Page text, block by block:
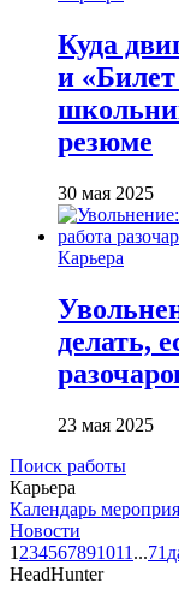
Куда
и
резюме
30 мая 2025
Карьера
делать,
23 мая 2025
Поиск работы
Карьера
Календарь
Новости
1 234567891011 ...71
HeadHunter